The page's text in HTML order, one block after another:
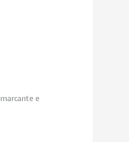
e